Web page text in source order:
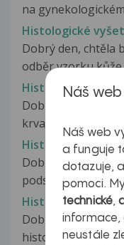
na
Histologické
Dobrý den, chtěla
odběr vzorku
Histologické
Dobrý den, před
krvavého
Histologické
Dobrý den pane
podstoupila
Histologické
Dobrý den, zajímá
histologické
Náš
Náš web
a funguje
dotazuje,
pomoci.
technické,
informace,
neustále